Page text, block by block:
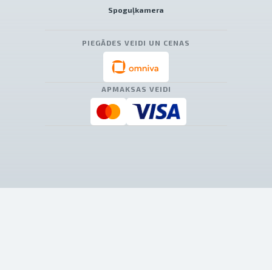
Spoguļkamera
PIEGĀDES VEIDI UN CENAS
APMAKSAS VEIDI